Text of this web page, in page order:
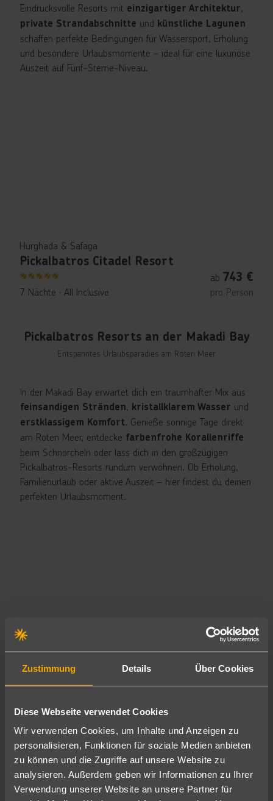
Zustimmung Details Über Cookies
Diese Webseite verwendet Cookies
Wir verwenden Cookies, um Inhalte und Anzeigen zu
personalisieren, Funktionen für soziale Medien anbieten
zu können und die Zugriffe auf unsere Website zu
analysieren. Außerdem geben wir Informationen zu Ihrer
Verwendung unserer Website an unsere Partner für
Eindrucksvolle Resorts mit einzigartiger Architektur,
private Strandabschnitte und künstliche Lagunen
schaffen perfekte Bedingungen für Wassersport, Erholung
und besondere Urlaubsmomente – ideal für eine luxuriöse
Auszeit auf Fünf-Sterne-Niveau.
Hurghada & Safaga
Pickalbatros Citadel Resort
5
7 Nächte ∙ All Inclusive
ab 743 €
pro Person
Pickalbatros Resorts an der Makadi Bay
Entspanntes Urlaubsparadies am Roten Meer
In der Makadi Bay erwartet dich ein traumhafter Mix aus
feinsandigen Stränden, kristallklarem Wasser und
erstklassigem Komfort. Genieße sonnige Tage direkt
am Roten Meer, entdecke farbenfrohe Korallenriffe
beim Schnorcheln oder lass dich in den großzügigen
Pickalbatros-Resorts rundum verwöhnen. Ob Erholung,
Familienurlaub oder aktive Auszeit – hier findest du deinen
perfekten Urlaubsmoment.
Hurghada & Safaga
Albatros Makadi Resort
5
Pickalbatros Resorts in Port Ghalib
Urlaub zwischen Marina-Flair und Rotem Meer